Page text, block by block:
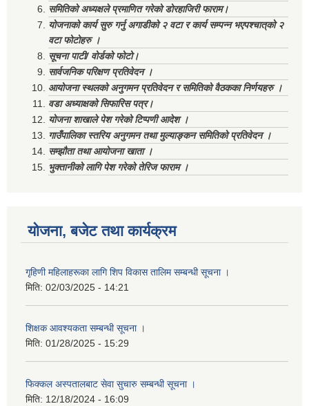
समितिको अध्यक्षले प्रमाणित गरेको डोरहाजिरी फाराम।
योजनाको कार्य सुरु गर्नु अगाडीको २ वटा र कार्य सम्पन्न भएपश्चात्‌को २
वटा फोटोहरु ।
सूचना पाटी/ वोर्डको फोटो।
सार्वजनिक परिक्षण प्रतिवेदन ।
आयोजना स्थलको अनुगमन प्रतिवेदन र समितिको वैठकका निर्णयहरु ।
वडा अध्याक्षको सिफारिस पत्र।
योजना शाखाले पेश गरेको टिप्पणी आदेश ।
गाउँपालिका स्तरिय अनुगमन तथा मुल्याङ्कन समितिको प्रतिवेदन ।
सम्झौता तथा आयोजना खाता ।
भुक्तानीको लागि पेश गरेको तेरिज फाराम ।
योजना, बजेट तथा कार्यक्रम
गृहिणी महिलाहरूका लागि शिप विकास तालिम सम्बन्धी सूचना ‌।
मिति: 02/03/2025 - 14:21
शिक्षक आवश्यकता सम्बन्धी सूचना ।
मिति: 01/28/2025 - 15:29
फिक्कल अस्पतालबाट सेवा सुचारु सम्बन्धी सूचना ।
मिति: 12/18/2024 - 16:09